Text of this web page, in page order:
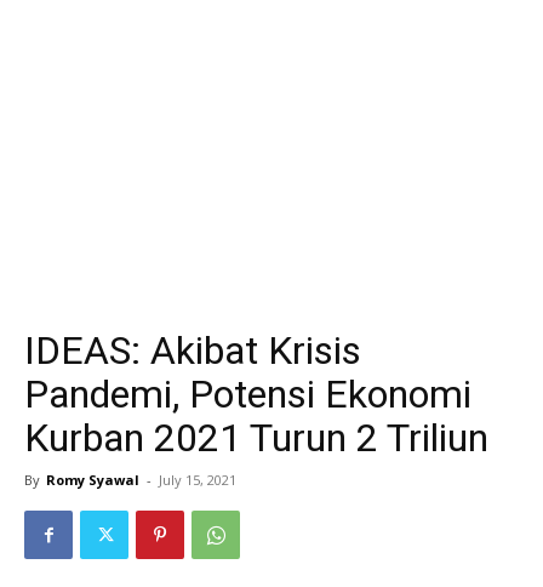
IDEAS: Akibat Krisis
Pandemi, Potensi Ekonomi
Kurban 2021 Turun 2 Triliun
By Romy Syawal - July 15, 2021